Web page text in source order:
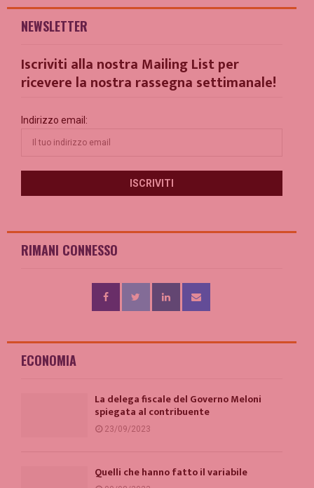
NEWSLETTER
Iscriviti alla nostra Mailing List per
ricevere la nostra rassegna settimanale!
Indirizzo email:
RIMANI CONNESSO
ECONOMIA
La delega fiscale del Governo Meloni
spiegata al contribuente
23/09/2023
Quelli che hanno fatto il variabile